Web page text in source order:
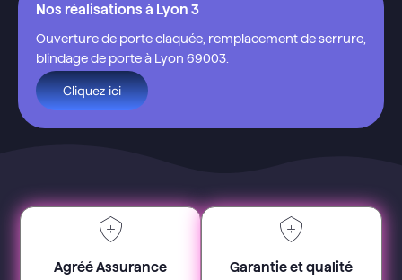
Nos réalisations à Lyon 3
Ouverture de porte claquée, remplacement de serrure,
blindage de porte à Lyon 69003.
Cliquez ici
Agréé Assurance Garantie et qualité